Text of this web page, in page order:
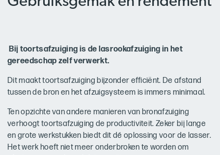
Bij toortsafzuiging is de lasrookafzuiging in het
gereedschap zelf verwerkt.
Dit maakt toortsafzuiging bijzonder efficiënt. De afstand
tussen de bron en het afzuigsysteem is immers minimaal.
Ten opzichte van andere manieren van bronafzuiging
verhoogt toortsafzuiging de productiviteit. Zeker bij lange
en grote werkstukken biedt dit dé oplossing voor de lasser.
Het werk hoeft niet meer onderbroken te worden om